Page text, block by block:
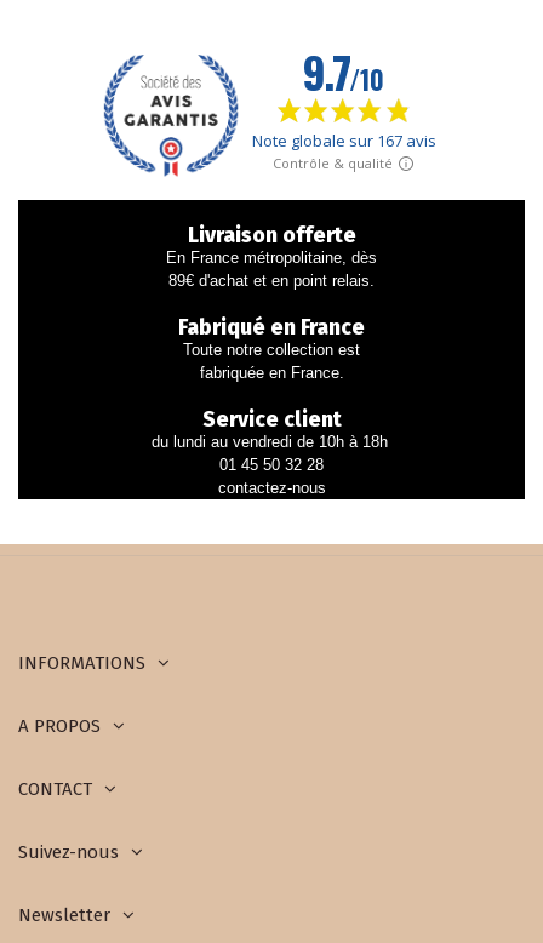
Livraison offerte
En France métropolitaine, dès
89€ d'achat et en point relais.
Fabriqué en France
Toute notre collection est
fabriquée en France.
Service client
du lundi au vendredi de 10h à 18h
01 45 50 32 28
contactez-nous
INFORMATIONS
A PROPOS
CONTACT
Suivez-nous
Newsletter